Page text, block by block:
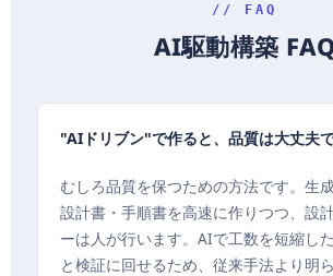
// FAQ
AI駆動構築
"AIドリブン"で作ると、品質は大丈夫
むしろ品質を保つための方法です。生
設計書・手順書を高速に作りつつ、設
ーは人が行います。AIで工数を短縮し
と検証に回せるため、従来手法より明